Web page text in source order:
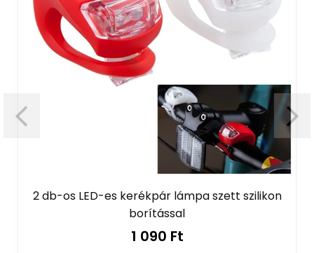
2 db-os LED-es kerékpár lámpa szett szilikon
borítással
1 090 Ft